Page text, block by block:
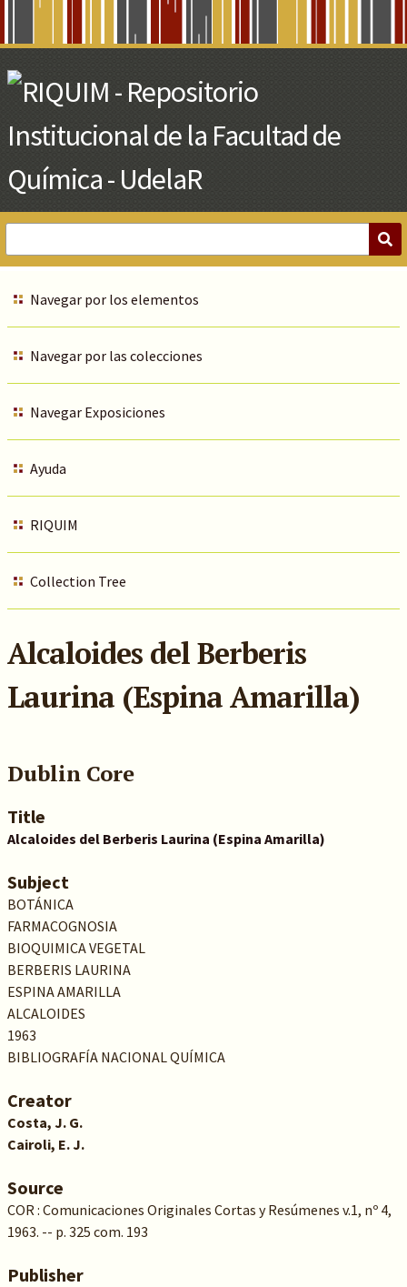
Main
Content
Navegar por los elementos
Navegar por las colecciones
Navegar Exposiciones
Ayuda
RIQUIM
Collection Tree
Alcaloides del Berberis
Laurina (Espina Amarilla)
Dublin Core
Title
Alcaloides del Berberis Laurina (Espina Amarilla)
Subject
BOTÁNICA
FARMACOGNOSIA
BIOQUIMICA VEGETAL
BERBERIS LAURINA
ESPINA AMARILLA
ALCALOIDES
1963
BIBLIOGRAFÍA NACIONAL QUÍMICA
Creator
Costa, J. G.
Cairoli, E. J.
Source
COR : Comunicaciones Originales Cortas y Resúmenes v.1, nº 4,
1963. -- p. 325 com. 193
Publisher